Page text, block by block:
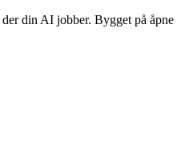
din AI jobber. Bygget på åpne